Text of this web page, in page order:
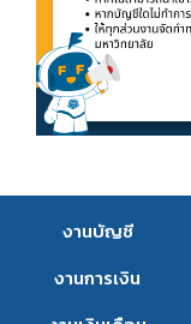
งานบัญชี
งานการเงิน